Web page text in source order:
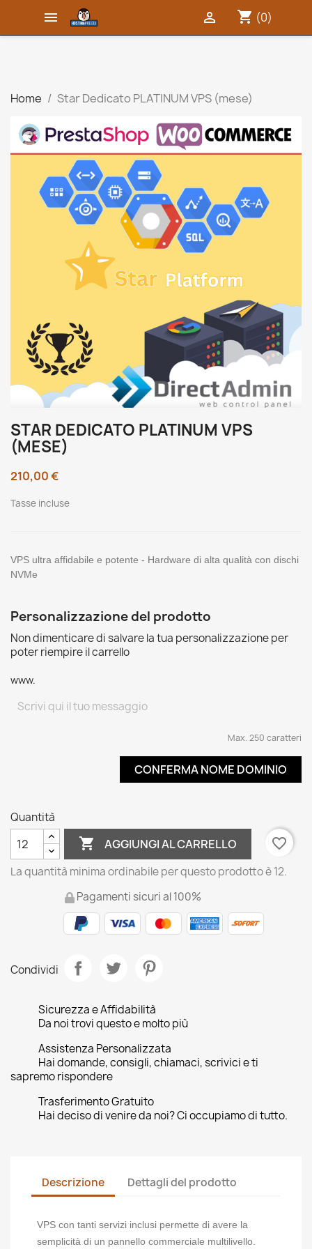
 shopping_cart (0)

Home Star Dedicato PLATINUM VPS (mese)
STAR DEDICATO PLATINUM VPS
(MESE)
210,00 €
Tasse incluse
VPS ultra affidabile e potente - Hardware di alta qualità con dischi
NVMe
Personalizzazione del prodotto
Non dimenticare di salvare la tua personalizzazione per
poter riempire il carrello
www.
Max. 250 caratteri
CONFERMA NOME DOMINIO
Quantità
 AGGIUNGI AL CARRELLO favorite_border
La quantità minima ordinabile per questo prodotto è 12.
Pagamenti sicuri al 100%
Condividi
Sicurezza e Affidabilità
Da noi trovi questo e molto più
Assistenza Personalizzata
Hai domande, consigli, chiamaci, scrivici e ti
sapremo rispondere
Trasferimento Gratuito
Hai deciso di venire da noi? Ci occupiamo di tutto.
Descrizione Dettagli del prodotto
VPS con tanti servizi inclusi permette di avere la
semplicità di un pannello commerciale multilivello.